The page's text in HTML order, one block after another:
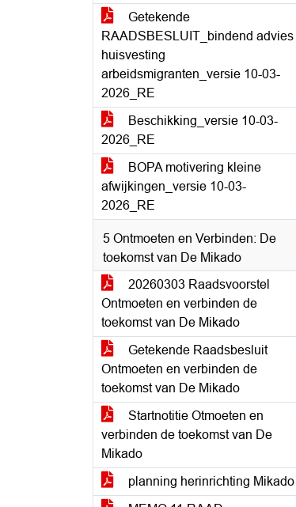
Getekende
RAADSBESLUIT_bindend advies
huisvesting
arbeidsmigranten_versie 10-03-
2026_RE
Beschikking_versie 10-03-
2026_RE
BOPA motivering kleine
afwijkingen_versie 10-03-
2026_RE
5 Ontmoeten en Verbinden: De
toekomst van De Mikado
20260303 Raadsvoorstel
Ontmoeten en verbinden de
toekomst van De Mikado
Getekende Raadsbesluit
Ontmoeten en verbinden de
toekomst van De Mikado
Startnotitie Otmoeten en
verbinden de toekomst van De
Mikado
planning herinrichting Mikado